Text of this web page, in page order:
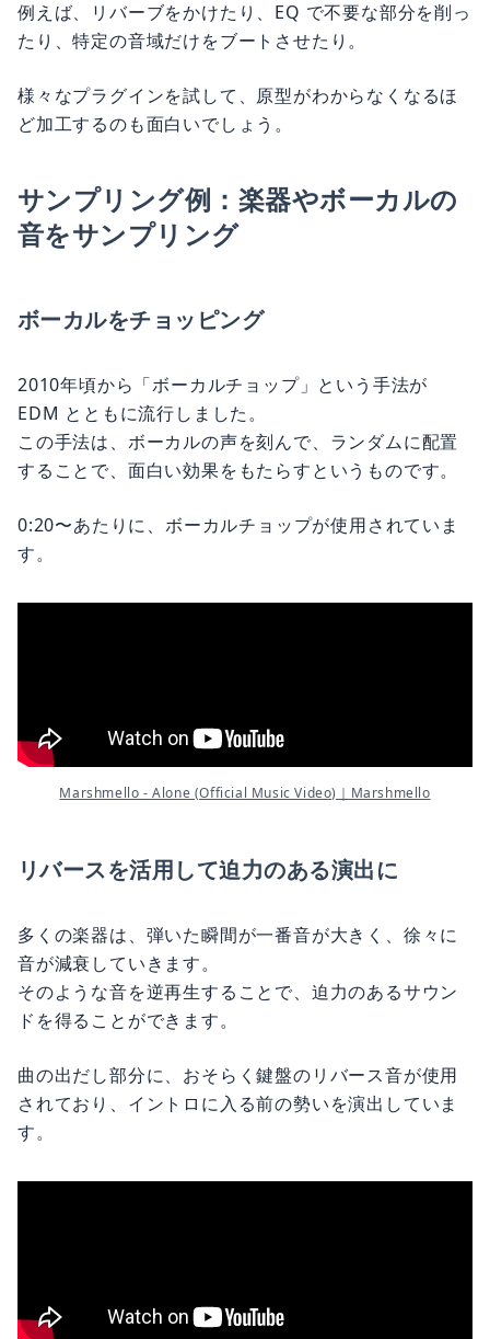
例えば、リバーブをかけたり、EQ で不要な部分を削っ
たり、特定の音域だけをブートさせたり。
様々なプラグインを試して、原型がわからなくなるほ
ど加工するのも面白いでしょう。
サンプリング例：楽器やボーカルの
音をサンプリング
ボーカルをチョッピング
2010年頃から「ボーカルチョップ」という手法が
EDM とともに流行しました。
この手法は、ボーカルの声を刻んで、ランダムに配置
することで、面白い効果をもたらすというものです。
0:20〜あたりに、ボーカルチョップが使用されていま
す。
Marshmello - Alone (Official Music Video)｜Marshmello
リバースを活用して迫力のある演出に
多くの楽器は、弾いた瞬間が一番音が大きく、徐々に
音が減衰していきます。
そのような音を逆再生することで、迫力のあるサウン
ドを得ることができます。
曲の出だし部分に、おそらく鍵盤のリバース音が使用
されており、イントロに入る前の勢いを演出していま
す。